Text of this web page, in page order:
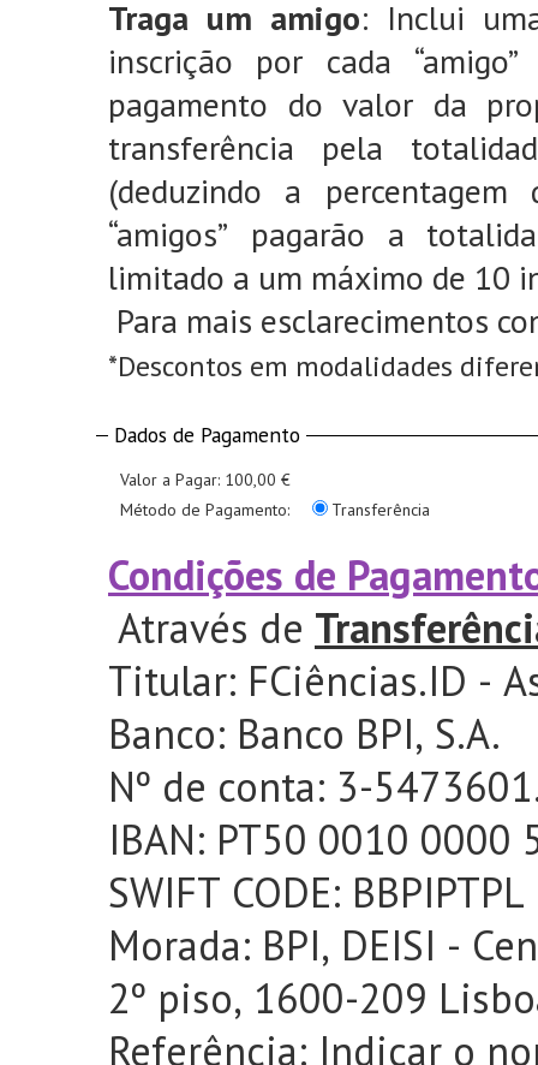
Traga um amigo: Inclui
inscrição por cada
pagamento do valor da
transferência pela
(deduzindo a
“amigos” pagarão a
limitado a um máximo de 10
Para mais esclarecimentos
*Descontos em modalidades
Dados de Pagamento
Valor a Pagar: 100,00 €
Método de Pagamento:
Transferência
Condições de
Através de
Titular: FCiências.ID -
Banco: Banco BPI, S.A.
Nº de conta: 3-
IBAN: PT50 0010
SWIFT CODE: BBPIPTPL
Morada: BPI, DEISI -
2º piso, 1600-209
Referência: Indicar o